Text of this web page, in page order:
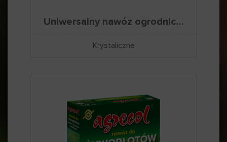
Uniwersalny nawóz ogrodniczy
Krystaliczne